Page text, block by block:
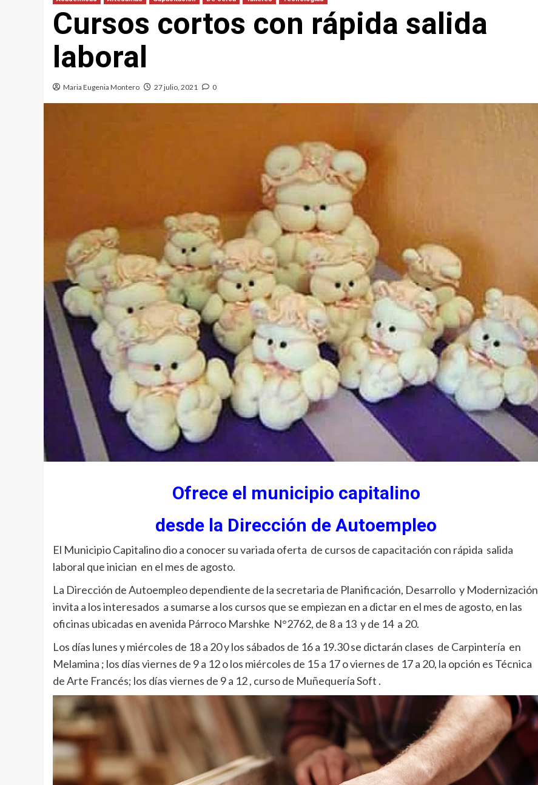
Cursos cortos con rápida salida
laboral
Maria Eugenia Montero 27 julio, 2021 0
Ofrece el municipio capitalino
desde la Dirección de Autoempleo
El Municipio Capitalino dio a conocer su variada oferta de cursos de capacitación con rápida salida
laboral que inician en el mes de agosto.
La Dirección de Autoempleo dependiente de la secretaria de Planificación, Desarrollo y Modernización
invita a los interesados a sumarse a los cursos que se empiezan en a dictar en el mes de agosto, en las
oficinas ubicadas en avenida Párroco Marshke N°2762, de 8 a 13 y de 14 a 20.
Los días lunes y miércoles de 18 a 20 y los sábados de 16 a 19.30 se dictarán clases de Carpintería en
Melamina ; los días viernes de 9 a 12 o los miércoles de 15 a 17 o viernes de 17 a 20, la opción es Técnica
de Arte Francés; los días viernes de 9 a 12 , curso de Muñequería Soft .